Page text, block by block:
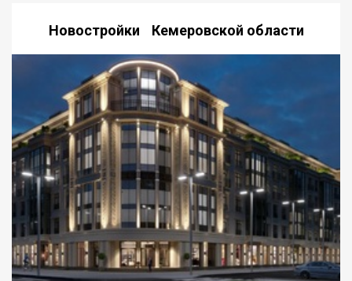
Новостройки Кемеровской области